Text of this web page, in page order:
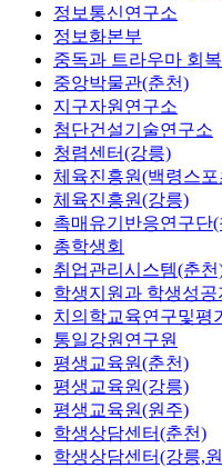
정보통신연구소
정보화본부
중독과 트라우마 회
중앙박물관(춘천)
지구자원연구소
첨단건설기술연구소
청렴센터(강릉)
체육진흥원(백령스
체육진흥원(강릉)
촉매유기반응연구단
총학생회
취업관리시스템(춘천
학생지원과 학생성
치의학교육연구및평
통일강원연구원
평생교육원(춘천)
평생교육원(강릉)
평생교육원(원주)
학생상담센터(춘천)
학생상담센터(강릉,